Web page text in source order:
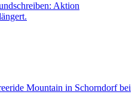
Aktion
Mountain in Schorndorf bei